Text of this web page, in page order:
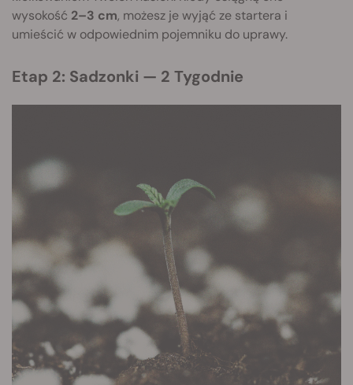
wysokość 2–3 cm, możesz je wyjąć ze startera i
umieścić w odpowiednim pojemniku do uprawy.
Etap 2: Sadzonki — 2 Tygodnie